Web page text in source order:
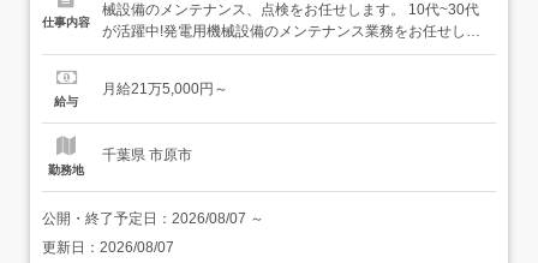
仕事内容
械設備のメンテナンス、点検をお任せします。 10代~30代
が活躍中!発電用機械設備のメンテナンス業務をお任せしま
す。<主な作業内容> 定期メンテナンスほか<雇入れ直後>
月給21万5000円～<想定月収 月給に手当を含んだ金額> 月
給与
月給21万5,000円～
勤務地
千葉県 市原市
公開・終了予定日： 2026/08/07 ～
更新日： 2026/08/07